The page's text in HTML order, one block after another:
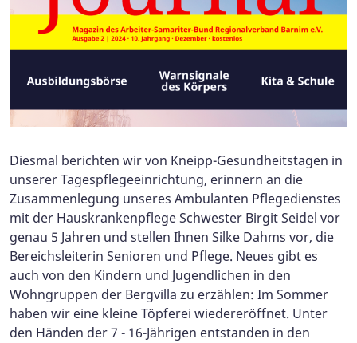
Diesmal berichten wir von Kneipp-Gesundheitstagen in
unserer Tagespflegeeinrichtung, erinnern an die
Zusammenlegung unseres Ambulanten Pflegedienstes
mit der Hauskrankenpflege Schwester Birgit Seidel vor
genau 5 Jahren und stellen Ihnen Silke Dahms vor, die
Bereichsleiterin Senioren und Pflege. Neues gibt es
auch von den Kindern und Jugendlichen in den
Wohngruppen der Bergvilla zu erzählen: Im Sommer
haben wir eine kleine Töpferei wiedereröffnet. Unter
den Händen der 7 - 16-Jährigen entstanden in den